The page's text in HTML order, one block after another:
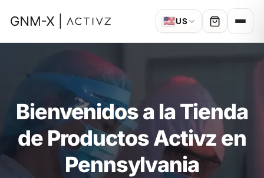
🇺🇸US
Bienvenidos a la Tienda
de Productos Activz en
Pennsylvania